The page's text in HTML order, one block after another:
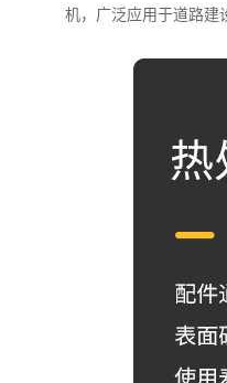
机，广泛应用于道路建